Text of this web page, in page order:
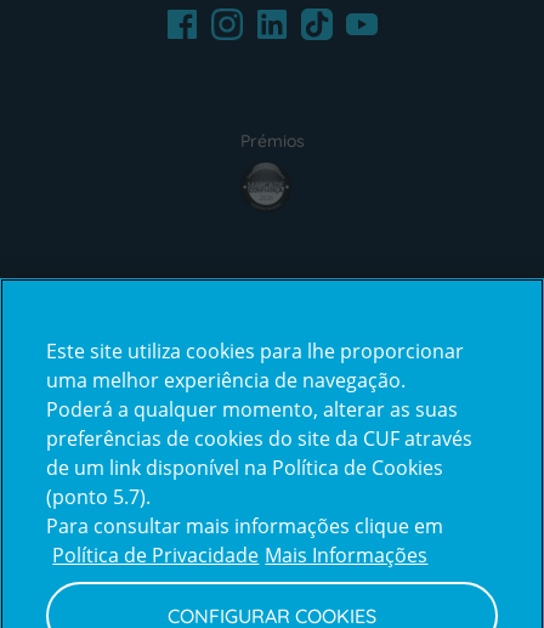
FacebookInstagramLinkedInTikTokYoutube
Prémios
award4
certification2certification3
Reclamações
e
elogios
Este site utiliza cookies para lhe proporcionar
uma melhor experiência de navegação.
Poderá a qualquer momento, alterar as suas
preferências de cookies do site da CUF através
de um link disponível na Política de Cookies
(ponto 5.7).
Para consultar mais informações clique em
Política de Privacidade Mais Informações
CONFIGURAR COOKIES